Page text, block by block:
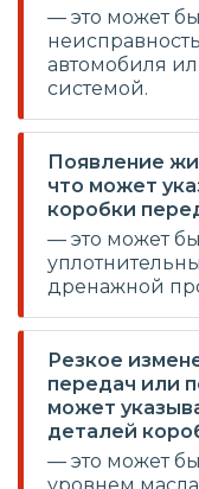
— это может
автомобиля
системой.
Появление
что может
коробки
— это может
дренажной
Резкое
передач или
может
деталей
— это может